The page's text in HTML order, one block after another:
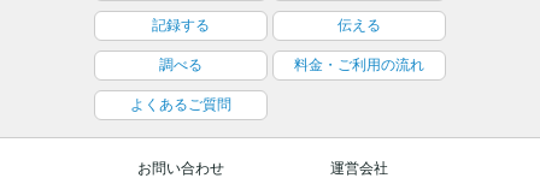
記録する 伝える
調べる 料金・ご利用の流れ
よくあるご質問
お問い合わせ 運営会社